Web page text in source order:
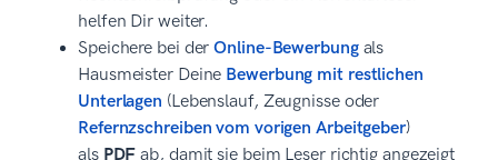
helfen Dir weiter.
Speichere bei derOnline-Bewerbungals
Hausmeister Deine Bewerbung mit restlichen
Unterlagen (Lebenslauf, Zeugnisse oder
Refernzschreiben vom vorigen Arbeitgeber)
als PDF ab, damit sie beim Leser richtig angezeigt